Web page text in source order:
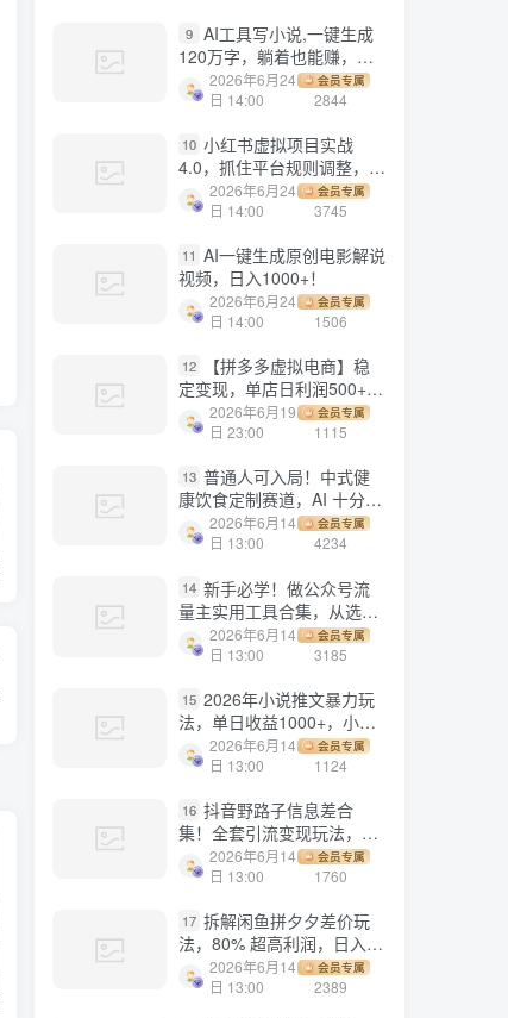
9 AI工具写小说,一键生成
120万字，躺着也能赚，月
入2w+！
2026年6月24
日 14:00
会员专属
2844
10 小红书虚拟项目实战
4.0，抓住平台规则调整，单
店日入500+！
2026年6月24
日 14:00
会员专属
3745
11 AI一键生成原创电影解说
视频，日入1000+！
2026年6月24
日 14:00
会员专属
1506
12
【拼多多虚拟电商】稳
定变现，单店日利润500+，
软件挂机全自动发货，轻松
实现月入1w+！
2026年6月19
日 23:00
会员专属
1115
13 普通人可入局！中式健
康饮食定制赛道，AI 十分钟
做爆款，变现超给力
2026年6月14
日 13:00
会员专属
4234
14 新手必学！做公众号流
量主实用工具合集，从选题
到变现，一篇搞定（新手必
备）
2026年6月14
日 13:00
会员专属
3185
15 2026年小说推文暴力玩
法，单日收益1000+，小白
看完即可上手
2026年6月14
日 13:00
会员专属
1124
16 抖音野路子信息差合
集！全套引流变现玩法，保
姆级拆解
2026年6月14
日 13:00
会员专属
1760
17 拆解闲鱼拼夕夕差价玩
法，80% 超高利润，日入轻
松过千2026年6月14
日 13:00
会员专属
2389